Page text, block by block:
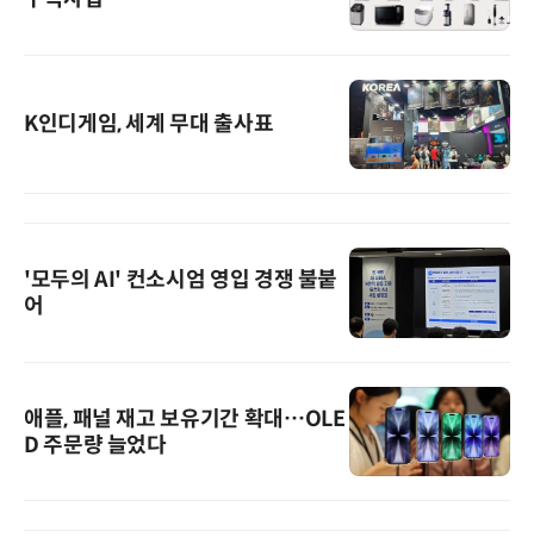
K인디게임, 세계 무대 출사표
'모두의 AI' 컨소시엄 영입 경쟁 불붙
어
애플, 패널 재고 보유기간 확대…OLE
D 주문량 늘었다